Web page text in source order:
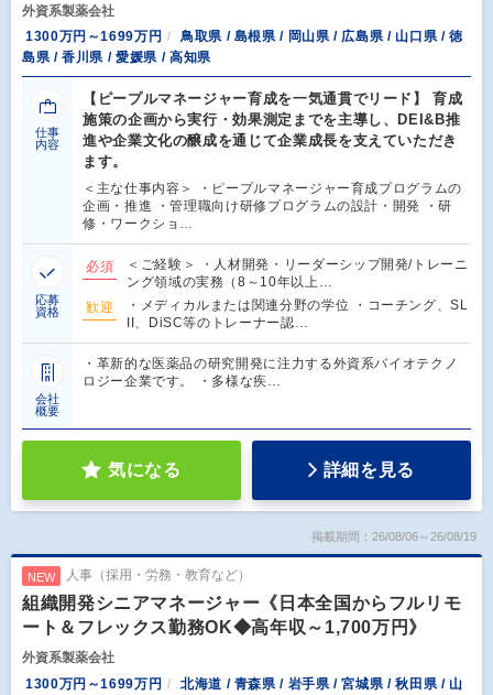
外資系製薬会社
1300万円～1699万円
鳥取県 / 島根県 / 岡山県 / 広島県 / 山口県 / 徳
島県 / 香川県 / 愛媛県 / 高知県
仕事
内容
【ピープルマネージャー育成を一気通貫でリード】 育成
施策の企画から実行・効果測定までを主導し、DEI&B推
進や企業文化の醸成を通じて企業成長を支えていただき
ます。
＜主な仕事内容＞ ・ピープルマネージャー育成プログラムの
企画・推進 ・管理職向け研修プログラムの設計・開発 ・研
修・ワークショ…
応募
資格
必須
＜ご経験＞ ・人材開発・リーダーシップ開発/トレーニ
ング領域の実務（8～10年以上…
歓迎
・メディカルまたは関連分野の学位 ・コーチング、SL
II、DiSC等のトレーナー認…
会社
概要
・革新的な医薬品の研究開発に注力する外資系バイオテクノ
ロジー企業です。 ・多様な疾…
気になる 詳細を見る
掲載期間：26/08/06～26/08/19
NEW 人事（採用・労務・教育など）
組織開発シニアマネージャー《日本全国からフルリモ
ート＆フレックス勤務OK◆高年収～1,700万円》
外資系製薬会社
1300万円～1699万円
北海道 / 青森県 / 岩手県 / 宮城県 / 秋田県 / 山